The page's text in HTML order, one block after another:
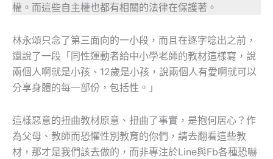
權。而這些自主權也都有相關的法律在保護著。
林永頌只念了第三面向的一小段，而且在逐字唸出之前，
還說了一段「同性運動者給中小學老師的教材這樣寫，說
兩個人啊就是小孩、12歲是小孩，說兩個人有愛啊就可以
分享身體的每一部份，包括性。」
這樣惡意的扭曲教材原意、扭曲了事實，是抱何居心？作
為父母、教師而恐懼性別教育的你們，請去翻看這些教
材，那才是我們該去做的，而非專注於Line與Fb各種恐嚇